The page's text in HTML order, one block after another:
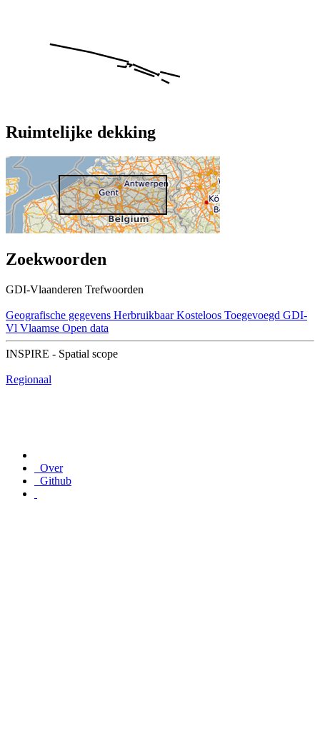
Ruimtelijke dekking
Zoekwoorden
GDI-Vlaanderen Trefwoorden
Geografische gegevens Herbruikbaar Kosteloos Toegevoegd GDI-
Vl Vlaamse Open data
INSPIRE - Spatial scope
Regionaal
Over
Github